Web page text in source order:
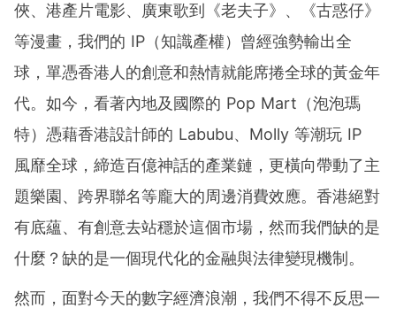
具跨界別科技背景的律師視角，長期關注創科、數據治理、
網絡安全及數字經濟的合規與政策發展。善於把技術趨勢與
法律框架、商業落地及風險管理結合分析，就人工智能、金
融科技及數字資產等議題提出務實且具前瞻性的觀點，為讀
俠、港產片電影、廣東歌到《老夫子》、《古惑仔》
等漫畫，我們的 IP（知識產權）曾經強勢輸出全
球，單憑香港人的創意和熱情就能席捲全球的黃金年
代。如今，看著內地及國際的 Pop Mart（泡泡瑪
特）憑藉香港設計師的 Labubu、Molly 等潮玩 IP
風靡全球，締造百億神話的產業鏈，更橫向帶動了主
題樂園、跨界聯名等龐大的周邊消費效應。香港絕對
有底蘊、有創意去站穩於這個市場，然而我們缺的是
什麼？缺的是一個現代化的金融與法律變現機制。
然而，面對今天的數字經濟浪潮，我們不得不反思一